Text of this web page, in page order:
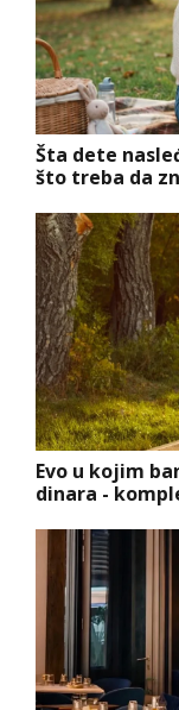
Šta dete
što treba da
Evo u kojim
dinara -